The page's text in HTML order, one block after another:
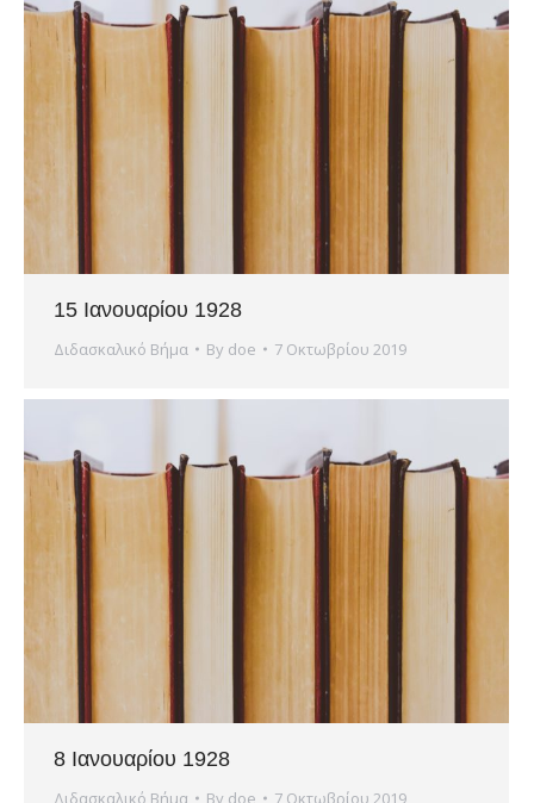
15 Ιανουαρίου 1928
Διδασκαλικό Βήμα By doe 7 Οκτωβρίου 2019
8 Ιανουαρίου 1928
Διδασκαλικό Βήμα By doe 7 Οκτωβρίου 2019